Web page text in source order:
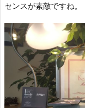
センスが素敵ですね。